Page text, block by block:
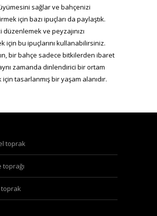
sağlar ve bahçenizi
için bazı ipuçları da paylaştık.
düzenlemek ve peyzajınızı
için bu ipuçlarını kullanabilirsiniz.
bir bahçe sadece bitkilerden ibaret
zamanda dinlendirici bir ortam
tasarlanmış bir yaşam alanıdır.
toprak
toprağı
toprak